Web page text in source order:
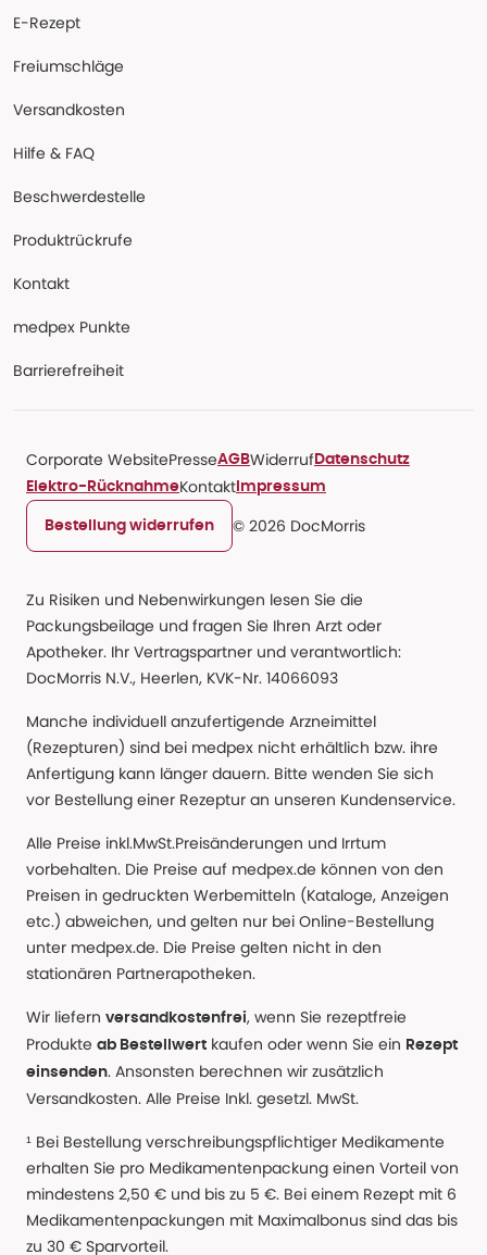
E-Rezept
Freiumschläge
Versandkosten
Hilfe & FAQ
Beschwerdestelle
Produktrückrufe
Kontakt
medpex Punkte
Barrierefreiheit
Corporate WebsitePresseAGBWiderruf Datenschutz
Elektro-RücknahmeKontakt Impressum
Bestellung widerrufen © 2026 DocMorris
Zu Risiken und Nebenwirkungen lesen Sie die
Packungsbeilage und fragen Sie Ihren Arzt oder
Apotheker. Ihr Vertragspartner und verantwortlich:
DocMorris N.V., Heerlen, KVK-Nr. 14066093
Manche individuell anzufertigende Arzneimittel
(Rezepturen) sind bei medpex nicht erhältlich bzw. ihre
Anfertigung kann länger dauern. Bitte wenden Sie sich
vor Bestellung einer Rezeptur an unseren Kundenservice.
Alle Preise inkl.MwSt.Preisänderungen und Irrtum
vorbehalten. Die Preise auf medpex.de können von den
Preisen in gedruckten Werbemitteln (Kataloge, Anzeigen
etc.) abweichen, und gelten nur bei Online-Bestellung
unter medpex.de. Die Preise gelten nicht in den
stationären Partnerapotheken.
Wir liefern versandkostenfrei, wenn Sie rezeptfreie
Produkte ab Bestellwert kaufen oder wenn Sie ein Rezept
einsenden. Ansonsten berechnen wir zusätzlich
Versandkosten. Alle Preise Inkl. gesetzl. MwSt.
¹ Bei Bestellung verschreibungspflichtiger Medikamente
erhalten Sie pro Medikamentenpackung einen Vorteil von
mindestens 2,50 € und bis zu 5 €. Bei einem Rezept mit 6
Medikamentenpackungen mit Maximalbonus sind das bis
zu 30 € Sparvorteil.